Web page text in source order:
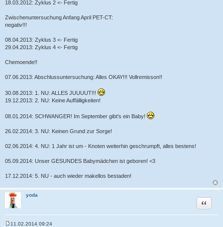
18.03.2012: Zyklus 2 <- Fertig
Zwischenuntersuchung Anfang April PET-CT:
negativ!!!
08.04.2013: Zyklus 3 <- Fertig
29.04.2013: Zyklus 4 <- Fertig
Chemoende!!
07.06.2013: Abschlussuntersuchung: Alles OKAY!!! Vollremisson!!
30.08.2013: 1. NU: ALLES JUUUUT!!!
19.12.2013: 2. NU: Keine Auffälligkeiten!
08.01.2014: SCHWANGER! Im September gibt's ein Baby!
26.02.2014: 3. NU: Keinen Grund zur Sorge!
02.06.2014: 4. NU: 1 Jahr ist um - Knoten weiterhin geschrumpft, alles bestens!
05.09.2014: Unser GESUNDES Babymädchen ist geboren! <3
17.12.2014: 5. NU - auch wieder makellos bestaden!
yoda
Zitat
11.02.2014 09:24